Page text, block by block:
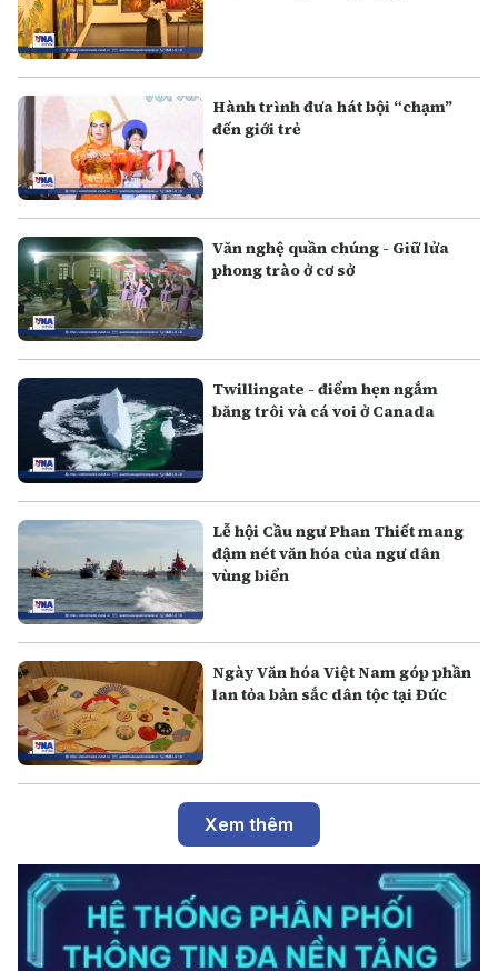
Hành trình đưa hát bội “chạm”
đến giới trẻ
Văn nghệ quần chúng - Giữ lửa
phong trào ở cơ sở
Twillingate - điểm hẹn ngắm
băng trôi và cá voi ở Canada
Lễ hội Cầu ngư Phan Thiết mang
đậm nét văn hóa của ngư dân
vùng biển
Ngày Văn hóa Việt Nam góp phần
lan tỏa bản sắc dân tộc tại Đức
Xem thêm